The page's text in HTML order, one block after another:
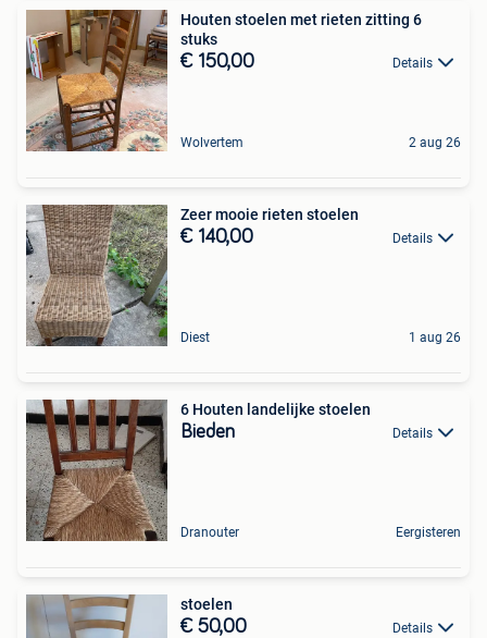
Houten stoelen met rieten zitting 6
stuks
€ 150,00 Details
Wolvertem 2 aug 26
Zeer mooie rieten stoelen
€ 140,00 Details
Diest 1 aug 26
6 Houten landelijke stoelen
Bieden Details
Dranouter Eergisteren
stoelen
€ 50,00 Details